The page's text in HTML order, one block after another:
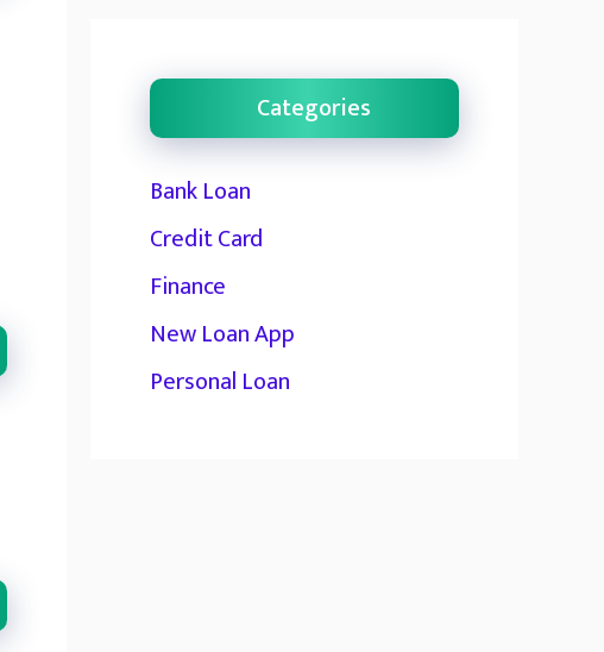
Categories
Bank Loan
Credit Card
Finance
New Loan App
Personal Loan